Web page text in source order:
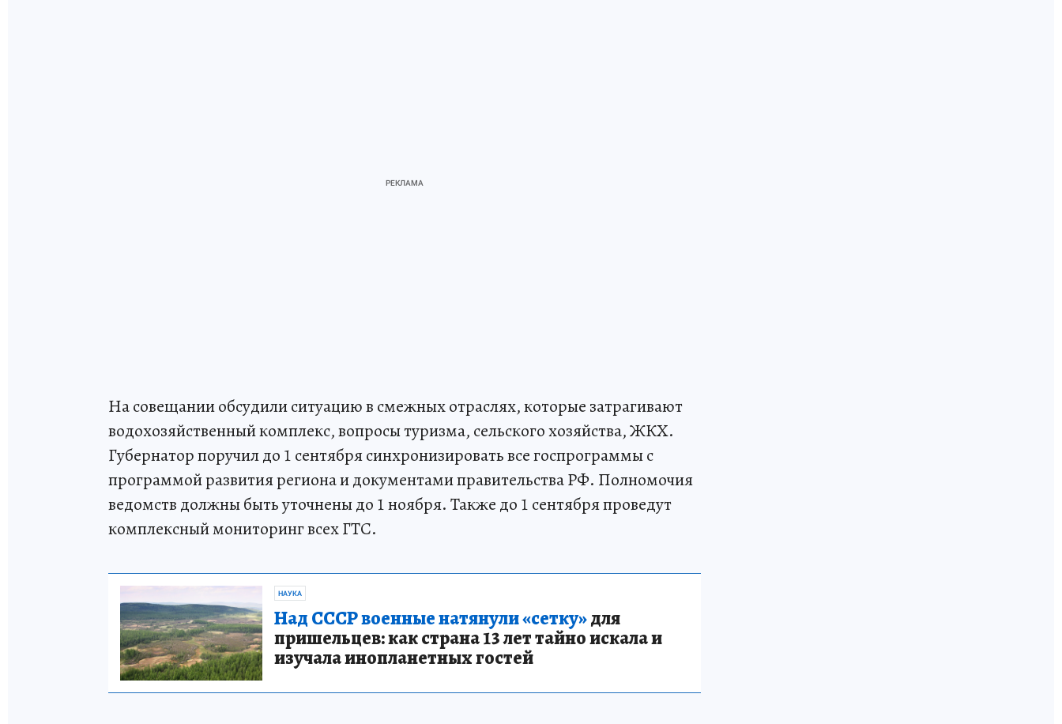
На совещании обсудили ситуацию в смежных отраслях, которые затрагивают
водохозяйственный комплекс, вопросы туризма, сельского хозяйства, ЖКХ.
Губернатор поручил до 1 сентября синхронизировать все госпрограммы с
программой развития региона и документами правительства РФ. Полномочия
ведомств должны быть уточнены до 1 ноября. Также до 1 сентября проведут
комплексный мониторинг всех ГТС.
НАУКА
Над СССР военные натянули «сетку»для
пришельцев: как страна 13 лет тайно искала и
изучала инопланетных гостей